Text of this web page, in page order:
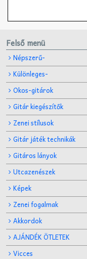
Felső menü
Népszerű-
Különleges-
Okos-gitárok
Gitár kiegészítők
Zenei stílusok
Gitár játék technikák
Gitáros lányok
Utcazenészek
Képek
Zenei fogalmak
Akkordok
AJÁNDÉK ÖTLETEK
Vicces